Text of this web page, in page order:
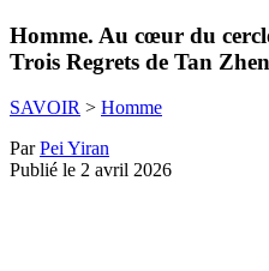
Homme. Au cœur du
Trois Regrets de Tan
SAVOIR > Homme
ParPei Yiran
Publié le 2 avril 2026